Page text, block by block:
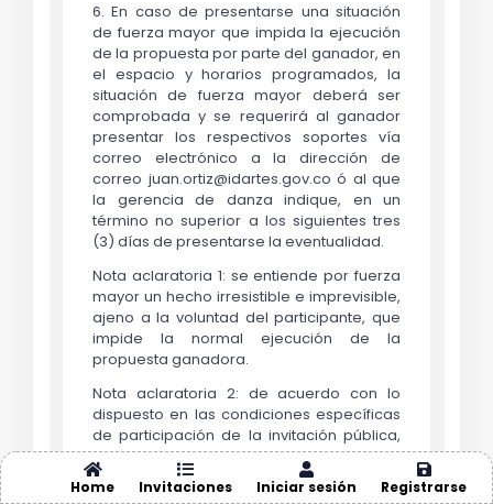
6.En caso de presentarse una situación
de fuerza mayor que impida la ejecución
de la propuesta por parte del ganador, en
el espacio y horarios programados, la
situación de fuerza mayor deberá ser
comprobada y se requerirá al ganador
presentar los respectivos soportes vía
correo electrónico a la dirección de
correo juan.ortiz@idartes.gov.co ó al que
la gerencia de danza indique, en un
término no superior a los siguientes tres
(3) días de presentarse la eventualidad.
Nota aclaratoria 1: se entiende por fuerza
mayor un hecho irresistible e imprevisible,
ajeno a la voluntad del participante, que
impide la normal ejecución de la
propuesta ganadora.
Nota aclaratoria 2: de acuerdo con lo
dispuesto en las condiciones específicas
de participación de la invitación pública,
en caso de no garantizarse el
cumplimiento de los compromisos de los
seleccionados se verificará el
Home Invitaciones Iniciar sesión Registrarse